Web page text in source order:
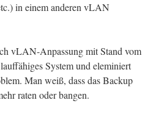
in einem anderen vLAN
vLAN-Anpassung mit Stand vom
System und eleminiert
Man weiß, dass das Backup
raten oder bangen.